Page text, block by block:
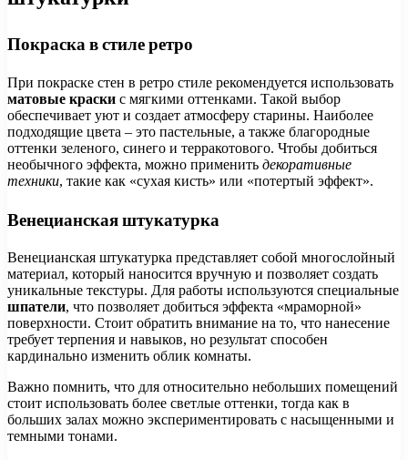
Покраска в стиле ретро
При покраске стен в ретро стиле рекомендуется использовать
матовые краски с мягкими оттенками. Такой выбор
обеспечивает уют и создает атмосферу старины. Наиболее
подходящие цвета – это пастельные, а также благородные
оттенки зеленого, синего и терракотового. Чтобы добиться
необычного эффекта, можно применить декоративные
техники, такие как «сухая кисть» или «потертый эффект».
Венецианская штукатурка
Венецианская штукатурка представляет собой многослойный
материал, который наносится вручную и позволяет создать
уникальные текстуры. Для работы используются специальные
шпатели, что позволяет добиться эффекта «мраморной»
поверхности. Стоит обратить внимание на то, что нанесение
требует терпения и навыков, но результат способен
кардинально изменить облик комнаты.
Важно помнить, что для относительно небольших помещений
стоит использовать более светлые оттенки, тогда как в
больших залах можно экспериментировать с насыщенными и
темными тонами.